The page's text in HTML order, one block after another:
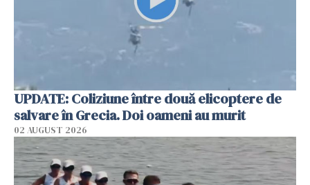
UPDATE: Coliziune între două elicoptere de
salvare în Grecia. Doi oameni au murit
02 AUGUST 2026